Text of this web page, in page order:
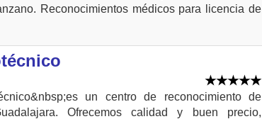
Reconocimientos médicos para licencia de
un centro de reconocimiento de
Ofrecemos calidad y buen precio,